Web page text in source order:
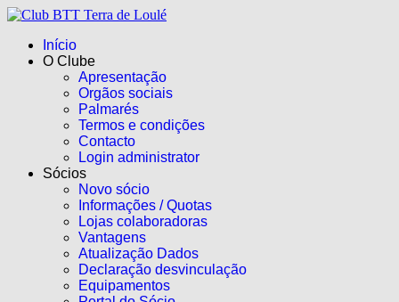
Início
O Clube
Apresentação
Orgãos sociais
Palmarés
Termos e condições
Contacto
Login administrator
Sócios
Novo sócio
Informações / Quotas
Lojas colaboradoras
Vantagens
Atualização Dados
Declaração desvinculação
Equipamentos